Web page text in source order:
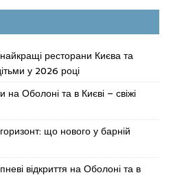
ресторани Києва та
у 2026 році
на Оболоні та в Києві – свіжі
що нового у барній
відкриття на Оболоні та в